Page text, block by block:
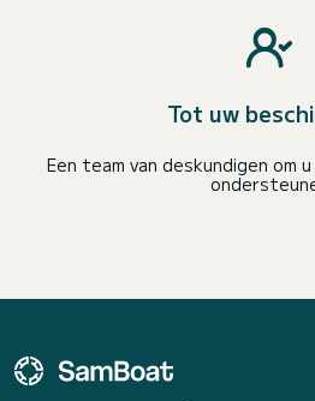
Tot uw
Een team van deskundigen om